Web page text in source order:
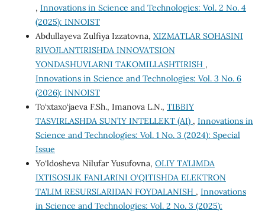
, Innovations in Science and Technologies: Vol. 2 No. 4
(2025): INNOIST
Abdullayeva Zulfiya Izzatovna, XIZMATLAR SOHASINI
RIVOJLANTIRISHDA INNOVATSION
YONDASHUVLARNI TAKOMILLASHTIRISH ,
Innovations in Science and Technologies: Vol. 3 No. 6
(2026): INNOIST
To‘xtaxo‘jaeva F.Sh., Imanova L.N., TIBBIY
TASVIRLASHDA SUN’IY INTELLEKT (AI) , Innovations in
Science and Technologies: Vol. 1 No. 3 (2024): Special
Issue
Yo‘ldosheva Nilufar Yusufovna, OLIY TA’LIMDA
IXTISOSLIK FANLARINI O‘QITISHDA ELEKTRON
TA’LIM RESURSLARIDAN FOYDALANISH , Innovations
in Science and Technologies: Vol. 2 No. 3 (2025):